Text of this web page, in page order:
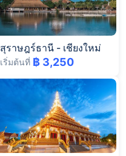
สุราษฎร์ธานี - เชียงใหม่
เริ่มต้นที่ ฿ 3,250